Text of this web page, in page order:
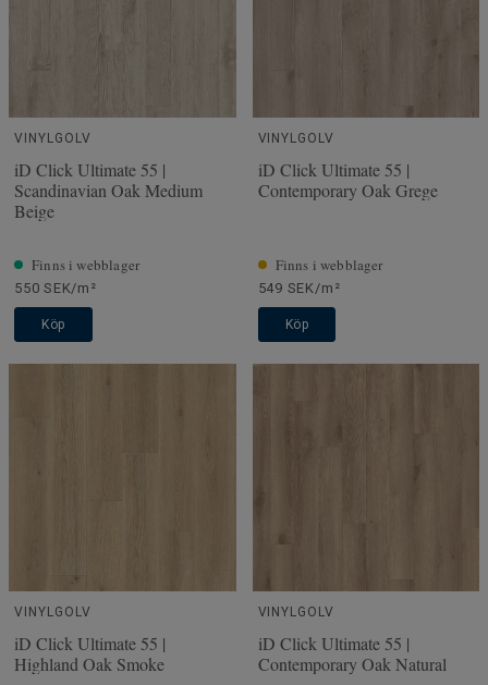
VINYLGOLV
iD Click Ultimate 55 |
Scandinavian Oak Medium
Beige
Finns i webblager
550 SEK/m²
Köp
VINYLGOLV
iD Click Ultimate 55 |
Contemporary Oak Grege
Finns i webblager
549 SEK/m²
Köp
VINYLGOLV
iD Click Ultimate 55 |
Highland Oak Smoke
VINYLGOLV
iD Click Ultimate 55 |
Contemporary Oak Natural